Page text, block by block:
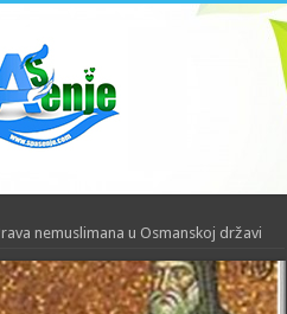
nemuslimana u Osmanskoj državi